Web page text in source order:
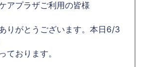
アプラザご利用の皆様
りがとうございます。本日6/3
ております。